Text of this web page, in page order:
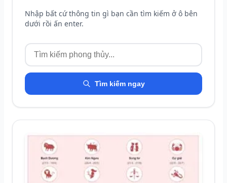
Nhập bất cứ thông tin gì bạn cần tìm kiếm ở ô bên
dưới rồi ấn enter.
Tìm kiếm ngay